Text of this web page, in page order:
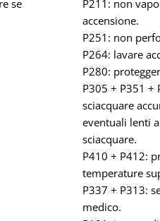
se
P211: non
accensione.
P251: non
P264: lavare
P280:
P305 + P351 +
sciacquare
eventuali lenti
sciacquare.
P410 + P412:
temperature
P337 + P313:
medico.